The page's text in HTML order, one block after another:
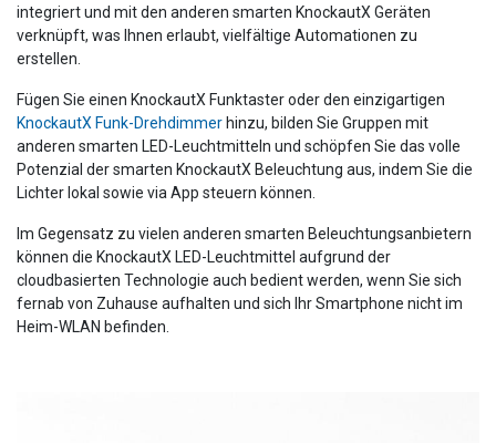
integriert und mit den anderen smarten KnockautX Geräten
verknüpft, was Ihnen erlaubt, vielfältige Automationen zu
erstellen.
Fügen Sie einen KnockautX Funktaster oder den einzigartigen
KnockautX Funk-Drehdimmerhinzu, bilden Sie Gruppen mit
anderen smarten LED-Leuchtmitteln und schöpfen Sie das volle
Potenzial der smarten KnockautX Beleuchtung aus, indem Sie die
Lichter lokal sowie via App steuern können.
Im Gegensatz zu vielen anderen smarten Beleuchtungsanbietern
können die KnockautX LED-Leuchtmittel aufgrund der
cloudbasierten Technologie auch bedient werden, wenn Sie sich
fernab von Zuhause aufhalten und sich Ihr Smartphone nicht im
Heim-WLAN befinden.